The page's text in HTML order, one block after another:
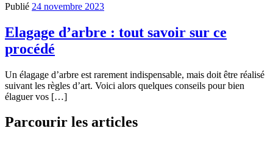
Publié 24 novembre 2023
Elagage d’arbre : tout savoir sur ce
procédé
Un élagage d’arbre est rarement indispensable, mais doit être réalisé
suivant les règles d’art. Voici alors quelques conseils pour bien
élaguer vos […]
Parcourir les articles